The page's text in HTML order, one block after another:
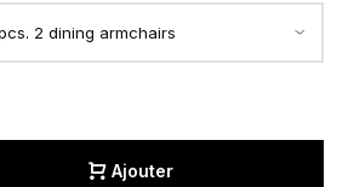
Ajouter